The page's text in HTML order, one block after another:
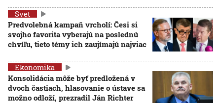
Svet
Predvolebná kampaň vrcholí: Česi si
svojho favorita vyberajú na poslednú
chvíľu, tieto témy ich zaujímajú najviac
Ekonomika
Konsolidácia môže byť predložená v
dvoch častiach, hlasovanie o ústave sa
možno odloží, prezradil Ján Richter